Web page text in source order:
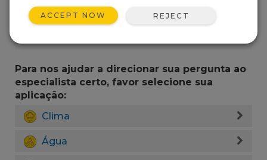
Para nos ajudar a direcionar sua pergunta ao
especialista certo, favor selecione sua
aplicação:
Clima
Água
ACCEPT NOW REJECT